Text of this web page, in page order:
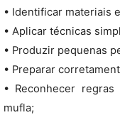
• Identificar materiais
• Aplicar técnicas
• Produzir pequenas
• Preparar
• Reconhecer
mufla;